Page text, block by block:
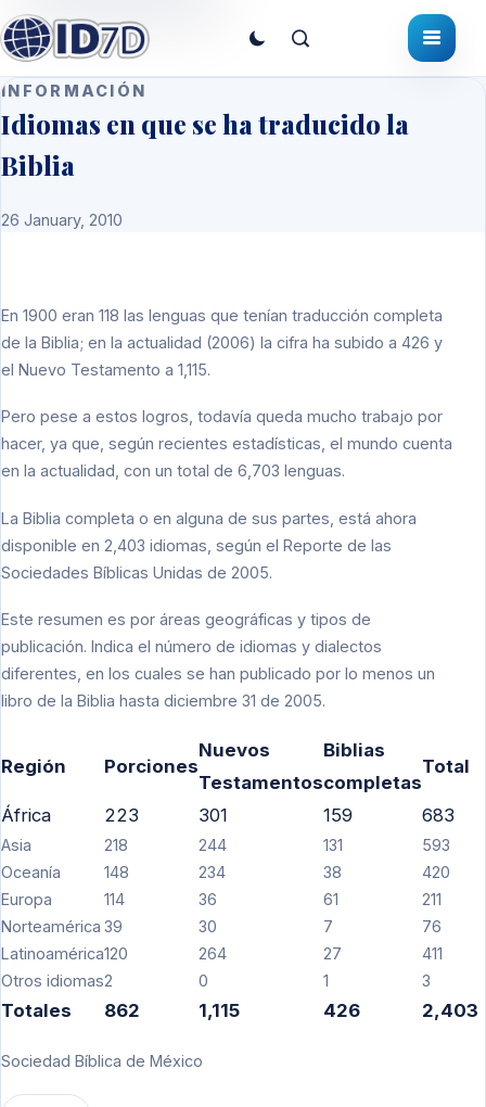
INFORMACIÓN
Idiomas en que se ha traducido la
Biblia
26 January, 2010
En 1900 eran 118 las lenguas que tenían traducción completa
de la Biblia; en la actualidad (2006) la cifra ha subido a 426 y
el Nuevo Testamento a 1,115.
Pero pese a estos logros, todavía queda mucho trabajo por
hacer, ya que, según recientes estadísticas, el mundo cuenta
en la actualidad, con un total de 6,703 lenguas.
La Biblia completa o en alguna de sus partes, está ahora
disponible en 2,403 idiomas, según el Reporte de las
Sociedades Bíblicas Unidas de 2005.
Este resumen es por áreas geográficas y tipos de
publicación. Indica el número de idiomas y dialectos
diferentes, en los cuales se han publicado por lo menos un
libro de la Biblia hasta diciembre 31 de 2005.
Región Porciones
Nuevos
Testamentos
Biblias
completas
Total
África
Asia
Oceanía
Europa
Norteamérica
Latinoamérica
Otros idiomas
223
218
148
114
39
120
2
301
244
234
36
30
264
0
159
131
38
61
7
27
1
683
593
420
211
76
411
3
Totales 862 1,115 426 2,403
Sociedad Bíblica de México